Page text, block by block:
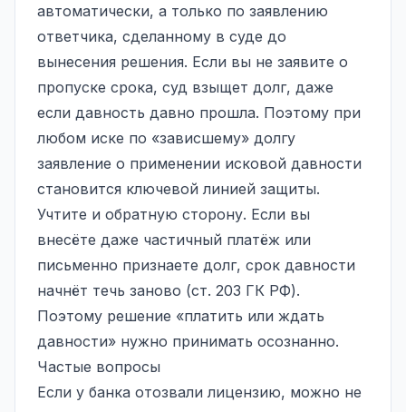
автоматически, а только по заявлению
ответчика, сделанному в суде до
вынесения решения. Если вы не заявите о
пропуске срока, суд взыщет долг, даже
если давность давно прошла. Поэтому при
любом иске по «зависшему» долгу
заявление о применении исковой давности
становится ключевой линией защиты.
Учтите и обратную сторону. Если вы
внесёте даже частичный платёж или
письменно признаете долг, срок давности
начнёт течь заново (ст. 203 ГК РФ).
Поэтому решение «платить или ждать
давности» нужно принимать осознанно.
Частые вопросы
Если у банка отозвали лицензию, можно не